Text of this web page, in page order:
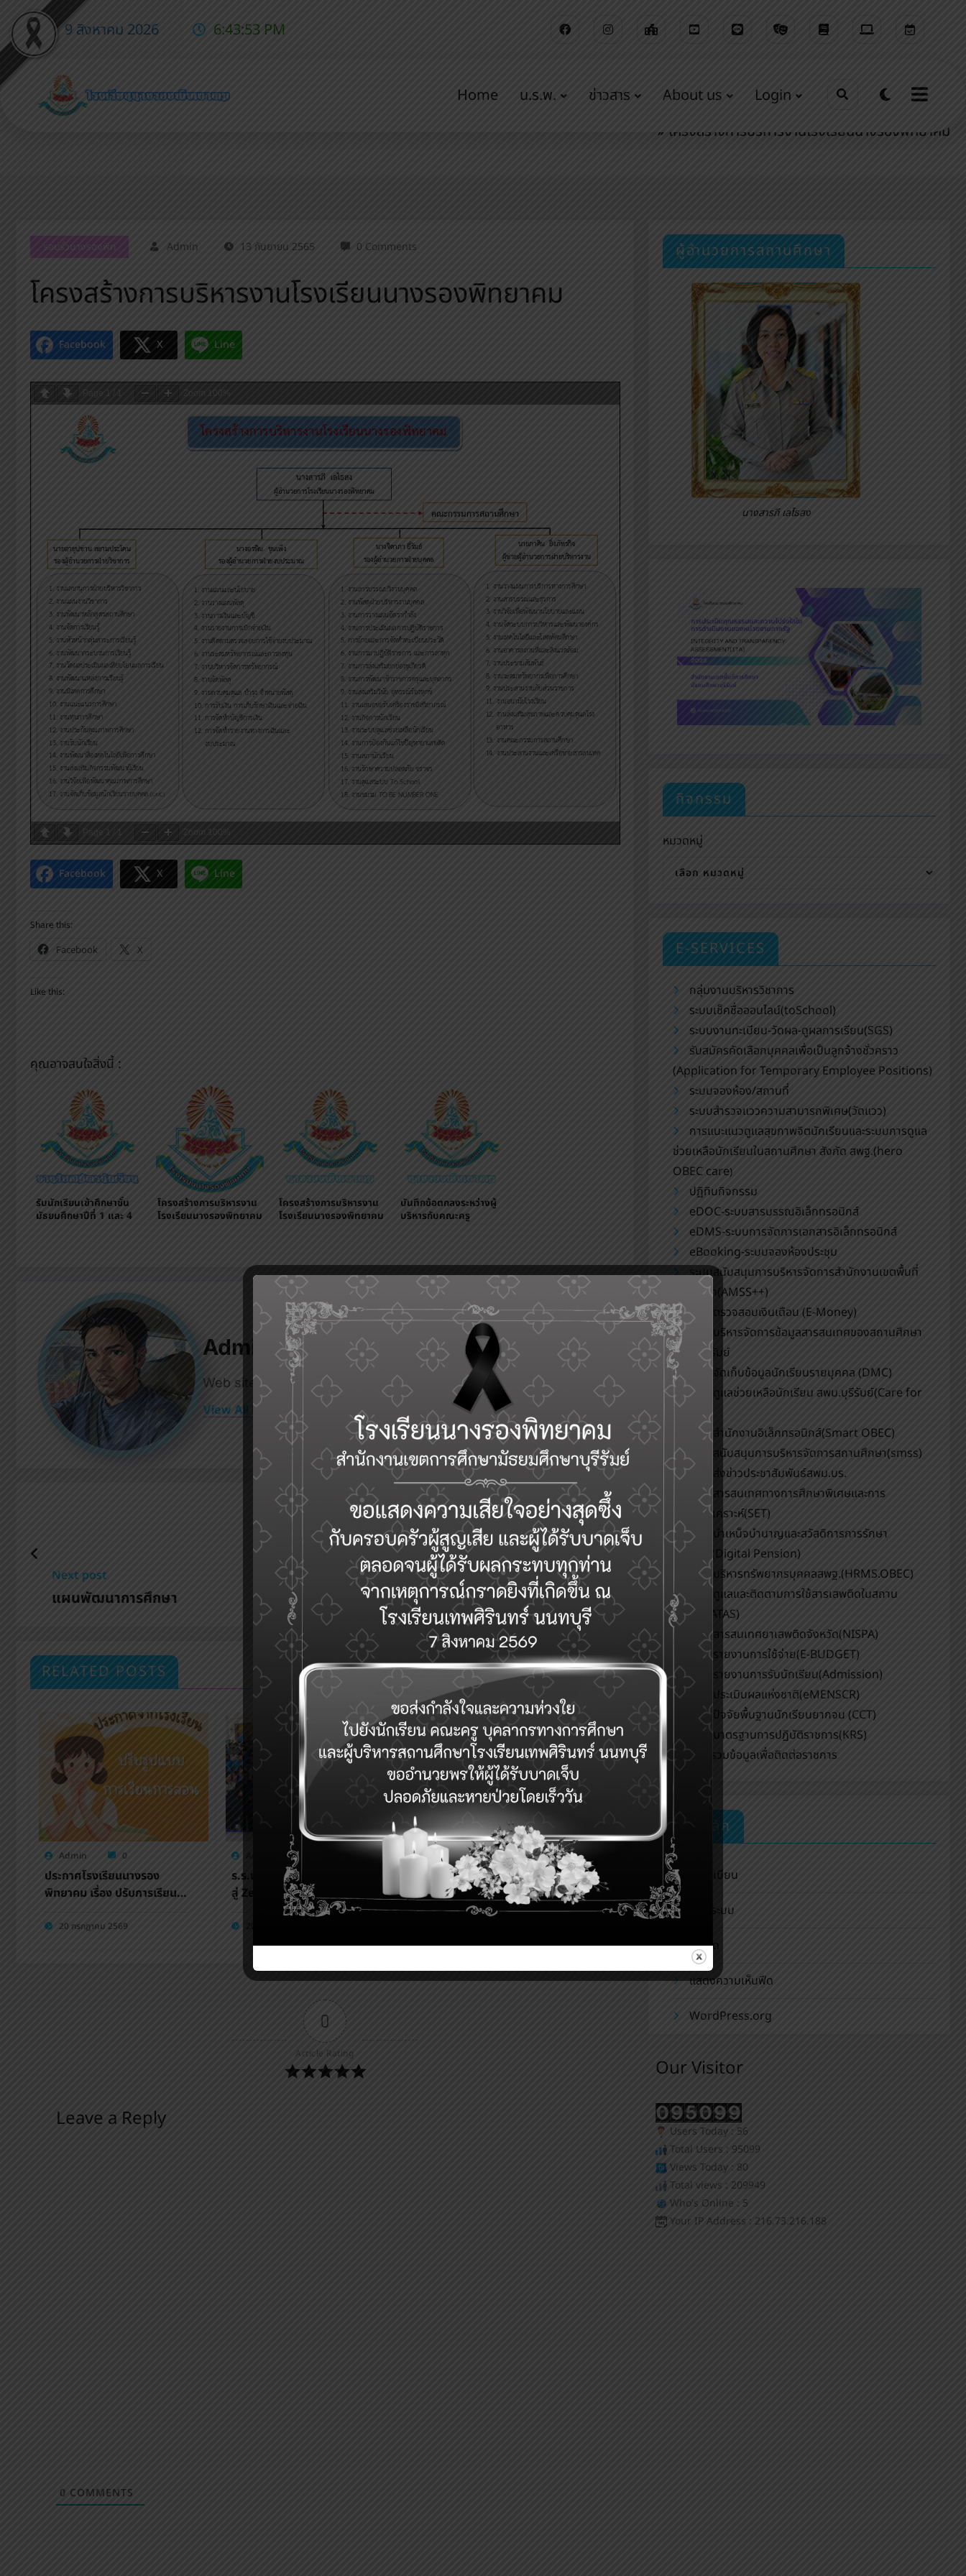
9 สิงหาคม 2026 6:43:54 PM
Home น.ร.พ. ข่าวสาร About us Login
โครงสร้างการบริหารงานโรงเรียนนางรองพิทยาคม
โครงสร้างการบริหารงานโรงเรียนนางรองพิทยาคม
รอบรั้วนางรองพิท Admin 13 กันยายน 2565 0 Comments
โครงสร้างการบริหารงานโรงเรียนนางรองพิทยาคม
Facebook X Line
Page 1 1 Zoom 100%
Page 1 Zoom 100%
Facebook X Line
Share this:
Facebook
X
Like this:
คุณอาจสนใจสิ่งนี้ :
รับนักเรียนเข้าศึกษาชั้น
มัธยมศึกษาปีที่ 1 และ 4
โครงสร้างการบริหารงาน
โรงเรียนนางรองพิทยาคม
โครงสร้างการบริหารงาน
โรงเรียนนางรองพิทยาคม
บันทึกข้อตกลงระหว่างผู้
บริหารกับคณะครู
Admin
Web site's administrator
View All Posts
Previous post
อำนาจหน้าที่ของโรงเรียน
Next post
แผนพัฒนาการศึกษา
RELATED POSTS
Admin 0
ประกาศโรงเรียนนางรอง
พิทยาคม เรื่อง ปรับการเรียน
20 กรกฎาคม 2569
ร.ร.นางรองพิทยาคม เดินหน้า
สู่ Zero Waste School
ปลูกจิตสำนึกเยาวชน รักษ์สิ่ง
แวดล้อม
Admin 0
ประกาศรับสมัครบุคคลเพื่อคัด
เลือกเป็นลูกจ้างชั่วคราวจ้าง
เหมาบริการ ตำแหน่ง นักการ
0
Article Rating
Leave a Reply
0 COMMENTS
ผู้อำนวยการสถานศึกษา
นางสารภี เลไธสง
กิจกรรม
หมวดหมู่
E-SERVICES
กลุ่มงานบริหารวิชาการ
ระบบเช็คชื่อออนไลน์(toSchool)
ระบบงานทะเบียน-วัดผล-ดูผลการเรียน(SGS)
รับสมัครคัดเลือกบุคคลเพื่อเป็นลูกจ้างชั่วคราว
(Application for Temporary Employee Positions)
ระบบจองห้อง/สถานที่
ระบบสำรวจแววความสามารถพิเศษ(วัดแวว)
การแนะแนวดูแลสุขภาพจิตนักเรียนและระบบการดูแล
ช่วยเหลือนักเรียนในสถานศึกษา สังกัด สพฐ.(hero
OBEC care)
ปฏิทินกิจกรรม
eDOC-ระบบสารบรรณอิเล็กทรอนิกส์
eDMS-ระบบการจัดการเอกสารอิเล็กทรอนิกส์
eBooking-ระบบจองห้องประชุม
ระบบสนับสนุนการบริหารจัดการสำนักงานเขตพื้นที่
การศึกษา(AMSS++)
ระบบตรวจสอบเงินเดือน (E-Money)
ระบบบริหารจัดการข้อมูลสารสนเทศของสถานศึกษา
สพม.บุรีรัมย์
ระบบจัดเก็บข้อมูลนักเรียนรายบุคคล (DMC)
ระบบดูแลช่วยเหลือนักเรียน สพม.บุรีรัมย์(Care for
All)
ระบบสำนักงานอิเล็กทรอนิกส์(Smart OBEC)
ระบบสนับสนุนการบริหารจัดการสถานศึกษา(smss)
ระบบส่งข่าวประชาสัมพันธ์สพม.บร.
ระบบสารสนเทศทางการศึกษาพิเศษและการ
ศึกษาสงเคราะห์(SET)
ระบบบำเหน็จบำนาญและสวัสดิการการรักษา
พยาบาล(Digital Pension)
ระบบบริหารทรัพยากรบุคคลสพฐ.(HRMS.OBEC)
ระบบดูแลและติดตามการใช้สารเสพติดในสถาน
ศึกษา(CATAS)
ระบบสารสนเทศยาเสพติดจังหวัด(NISPA)
ระบบรายงานการใช้จ่าย(E-BUDGET)
ระบบรายงานการรับนักเรียน(Admission)
ระบบประเมินผลแห่งชาติ(eMENSCR)
ระบบปัจจัยพื้นฐานนักเรียนยากจน (CCT)
ระบบมาตรฐานการปฏิบัติราชการ(KRS)
ศูนย์รวมข้อมูลเพื่อติดต่อราชการ
เมนูหลัก
ลงทะเบียน
เข้าสู่ระบบ
เข้าฟีด
แสดงความเห็นฟีด
WordPress.org
Our Visitor
Users Today : 56
Total Users : 95099
Views Today : 80
Total views : 209949
Who's Online : 5
Your IP Address : 216.73.216.188